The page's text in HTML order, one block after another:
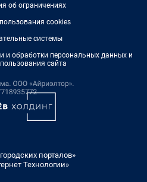
об ограничениях
cookies
системы
и обработки персональных данных и
сайта
порталов»
Технологии»